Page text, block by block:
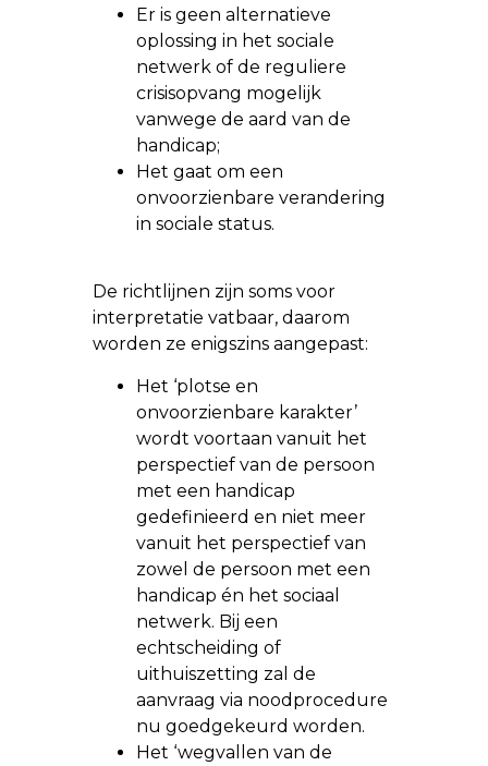
Er is geen alternatieve
oplossing in het sociale
netwerk of de reguliere
crisisopvang mogelijk
vanwege de aard van de
handicap;
Het gaat om een
onvoorzienbare verandering
in sociale status.
De richtlijnen zijn soms voor
interpretatie vatbaar, daarom
worden ze enigszins aangepast:
Het ‘plotse en
onvoorzienbare karakter’
wordt voortaan vanuit het
perspectief van de persoon
met een handicap
gedefinieerd en niet meer
vanuit het perspectief van
zowel de persoon met een
handicap én het sociaal
netwerk. Bij een
echtscheiding of
uithuiszetting zal de
aanvraag via noodprocedure
nu goedgekeurd worden.
Het ‘wegvallen van de